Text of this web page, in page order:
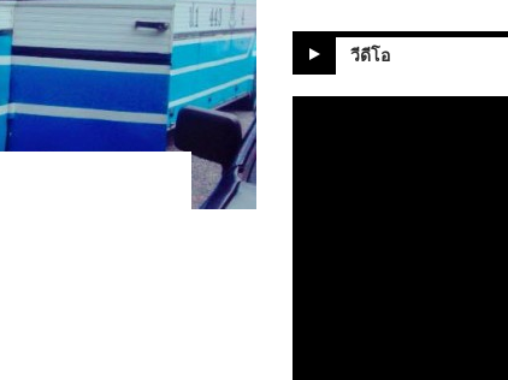
วีดีโอ